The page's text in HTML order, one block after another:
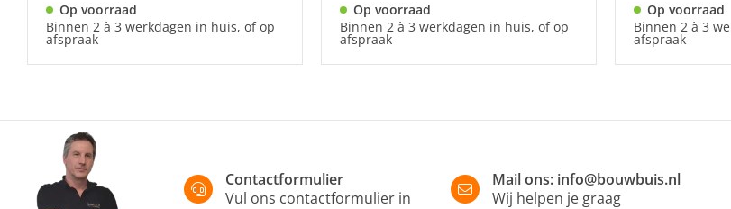
Op voorraad
Binnen 2 à 3 werkdagen in huis, of op
afspraak
Op voorraad
Binnen 2 à 3 werkdagen in huis, of op
afspraak
Op voorraad
Binnen 2 à 3
afspraak
Contactformulier
Vul ons contactformulier in
Mail ons: info@bouwbuis.nl
Wij helpen je graag